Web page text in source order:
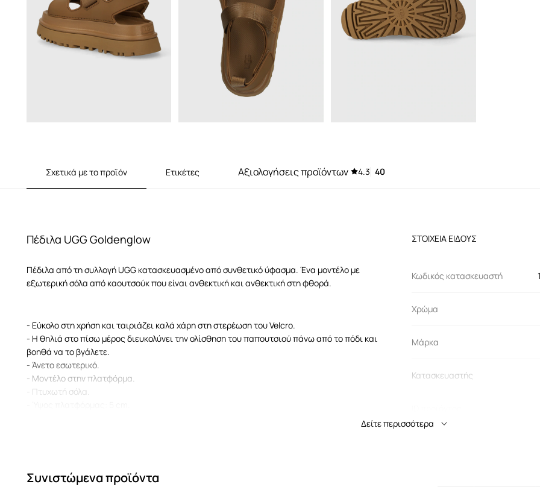
Σχετικά με το προϊόν Ετικέτες Αξιολογήσεις προϊόντων 4.3 40
Πέδιλα UGG Goldenglow
Πέδιλα από τη συλλογή UGG κατασκευασμένο από συνθετικό ύφασμα. Ένα μοντέλο με
εξωτερική σόλα από καουτσούκ που είναι ανθεκτική και ανθεκτική στη φθορά.
- Εύκολο στη χρήση και ταιριάζει καλά χάρη στη στερέωση του Velcro.
- Η θηλιά στο πίσω μέρος διευκολύνει την ολίσθηση του παπουτσιού πάνω από το πόδι και
βοηθά να το βγάλετε.
- Άνετο εσωτερικό.
- Μοντέλο στην πλατφόρμα.
- Πτυχωτή σόλα.
ΣΤΟΙΧΕΙΑ ΕΙΔΟΥΣ
Κωδικός κατασκευαστή
Χρώμα
Μάρκα
Κατασκευαστής
Δείτε περισσότερα
Συνιστώμενα προϊόντα